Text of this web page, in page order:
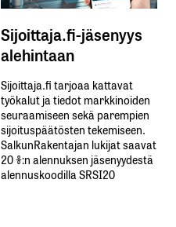
Sijoittaja.fi-jäsenyys
alehintaan
Sijoittaja.fi tarjoaa kattavat
työkalut ja tiedot markkinoiden
seuraamiseen sekä parempien
sijoituspäätösten tekemiseen.
SalkunRakentajan lukijat saavat
20 %:n alennuksen jäsenyydestä
alennuskoodilla SRSI20